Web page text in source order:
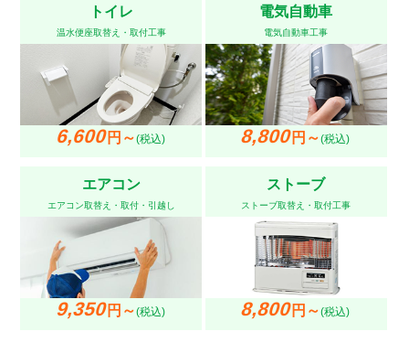
トイレ
温水便座取替え・取付工事
6,600円～(税込)
電気自動車
電気自動車工事
8,800円～(税込)
エアコン
エアコン取替え・取付・引越し
9,350円～(税込)
ストーブ
ストーブ取替え・取付工事
8,800円～(税込)